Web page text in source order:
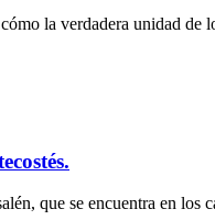
la verdadera unidad de
que se encuentra en los